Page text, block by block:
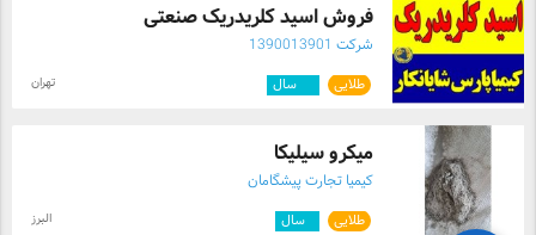
فروش اسید کلریدریک صنعتی
شرکت 1390013901
طلایی سال تهران
میکرو سیلیکا
کیمیا تجارت پیشگامان
طلایی سال البرز